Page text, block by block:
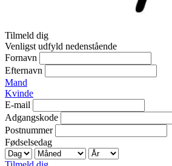
Tilmeld dig
Venligst udfyld nedenstående
Fornavn
Efternavn
Mand
Kvinde
E-mail
Adgangskode
Postnummer
Fødselsedag